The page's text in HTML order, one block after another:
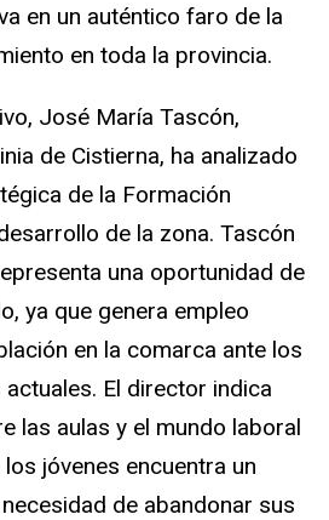
en un auténtico faro de la
en toda la provincia.
José María Tascón,
de Cistierna, ha analizado
de la Formación
de la zona. Tascón
una oportunidad de
ya que genera empleo
en la comarca ante los
El director indica
las aulas y el mundo laboral
jóvenes encuentra un
de abandonar sus